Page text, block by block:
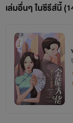
เล่มอื่นๆ ในซีรีส์นี้